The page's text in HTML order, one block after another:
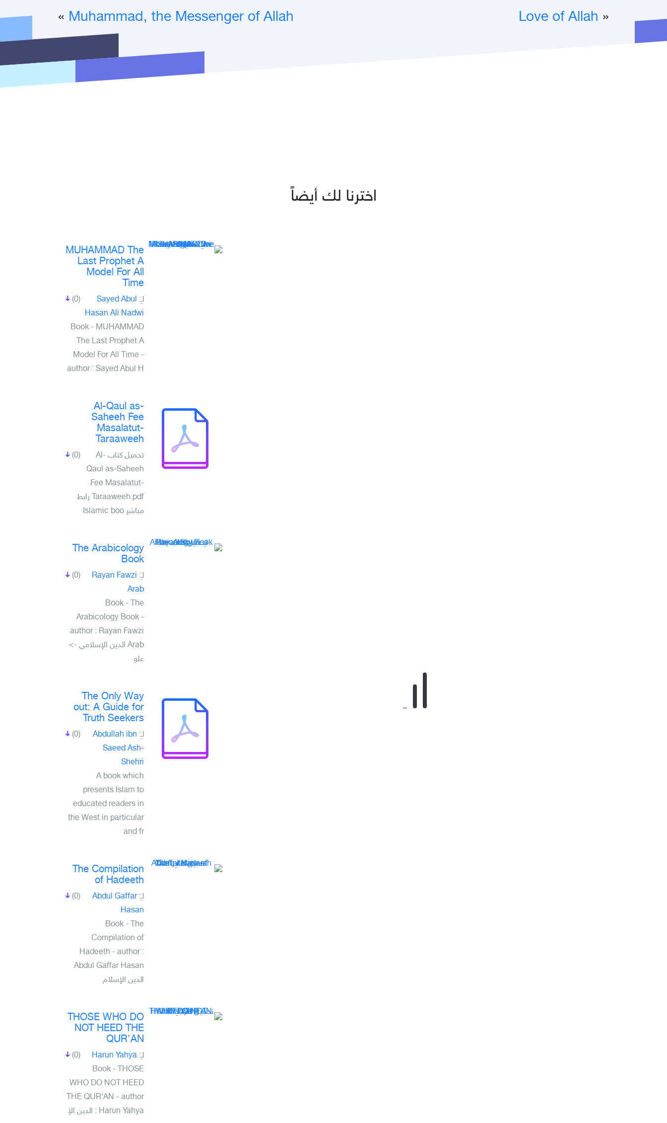
«
Love of Allah
Muhammad, the Messenger of Allah
»
اخترنا لك أيضاً
MUHAMMAD The
Last Prophet A
Model For All
Time
(0) لـِ: Sayed Abul
Hasan Ali Nadwi
Book - MUHAMMAD
The Last Prophet A
Model For All Time -
author : Sayed Abul H
Al-Qaul as-
Saheeh Fee
Masalatut-
Taraaweeh
(0)
تحميل كتاب Al-
Qaul as-Saheeh
Fee Masalatut-
Taraaweeh.pdf رابط
مباشر Islamic boo
The Arabicology
Book
(0) لـِ: Rayan Fawzi
Arab
Book - The
Arabicology Book -
author : Rayan Fawzi
Arab الدين الإسلامي ->
علو
The Only Way
out: A Guide for
Truth Seekers
(0) لـِ: Abdullah ibn
Saeed Ash-
Shehri
A book which
presents Islam to
educated readers in
the West in particular
and fr
The Compilation
of Hadeeth
(0) لـِ:Abdul Gaffar
Hasan
Book - The
Compilation of
Hadeeth - author :
Abdul Gaffar Hasan
الدين الإسلام
THOSE WHO DO
NOT HEED THE
QUR'AN
(0) لـِ: Harun Yahya
Book - THOSE
WHO DO NOT HEED
THE QUR'AN - author
: Harun Yahya الدين الإ